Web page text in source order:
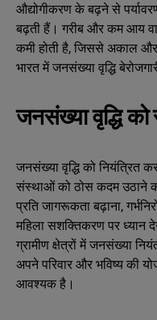
औद्योगीकरण के बढ़ने से
बढ़ती हैं। गरीब और कम आय
कमी होती है, जिससे अकाल और
भारत में जनसंख्या वृद्धि
जनसंख्या वृद्धि
जनसंख्या वृद्धि को नियंत्रित
संस्थाओं को ठोस कदम उठाने
प्रति जागरूकता बढ़ाना,
महिला सशक्तिकरण पर ध्यान
ग्रामीण क्षेत्रों में जनसंख्या
अपने परिवार और भविष्य की
आवश्यक है।